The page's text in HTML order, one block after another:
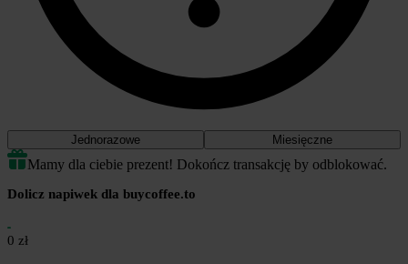
Jednorazowe Miesięczne
Mamy dla ciebie prezent! Dokończ transakcję by odblokować.
Dolicz napiwek dla buycoffee.to
0 zł